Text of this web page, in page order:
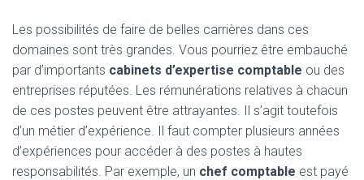
Les possibilités de faire de belles carrières dans ces
domaines sont très grandes. Vous pourriez être embauché
par d’importants cabinets d’expertise comptable ou des
entreprises réputées. Les rémunérations relatives à chacun
de ces postes peuvent être attrayantes. Il s’agit toutefois
d’un métier d’expérience. Il faut compter plusieurs années
d’expériences pour accéder à des postes à hautes
responsabilités. Par exemple, un chef comptable est payé